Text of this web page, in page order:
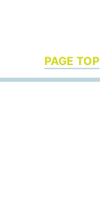
PAGE TOP